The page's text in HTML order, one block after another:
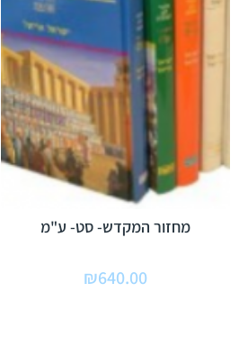
מחזור המקדש- סט- ע"מ
₪640.00